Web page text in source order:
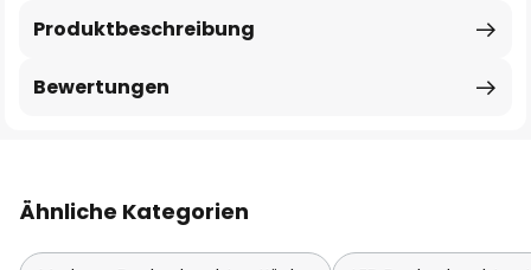
Produktbeschreibung
Bewertungen
Ähnliche Kategorien